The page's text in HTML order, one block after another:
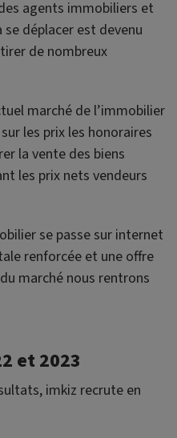
agents immobiliers et
se déplacer est devenu
de nombreux
marché de l’immobilier
les prix les honoraires
la vente des biens
les prix nets vendeurs
se passe sur internet
renforcée et une offre
marché nous rentrons
et 2023
imkiz recrute en